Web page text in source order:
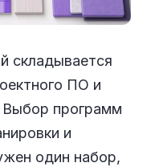
складывается
ПО и
Выбор программ
и
один набор,